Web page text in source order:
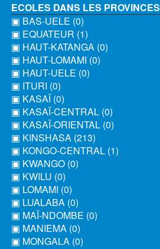
ECOLES DANS LES PROVINCES
▣ BAS-UELE (0)
▣ EQUATEUR (1)
▣ HAUT-KATANGA (0)
▣ HAUT-LOMAMI (0)
▣ HAUT-UELE (0)
▣ ITURI (0)
▣ KASAÏ (0)
▣ KASAÏ-CENTRAL (0)
▣ KASAÏ-ORIENTAL (0)
▣ KINSHASA (213)
▣ KONGO-CENTRAL (1)
▣ KWANGO (0)
▣ KWILU (0)
▣ LOMAMI (0)
▣ LUALABA (0)
▣ MAÏ-NDOMBE (0)
▣ MANIEMA (0)
▣ MONGALA (0)